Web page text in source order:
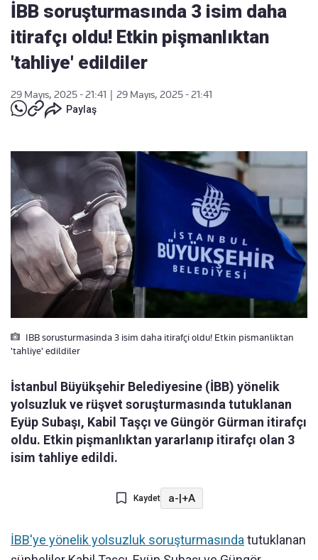
İBB soruşturmasında 3 isim daha
itirafçı oldu! Etkin pişmanlıktan
'tahliye' edildiler
29 Mayıs, 2025 - 21:41
29 Mayıs, 2025 - 21:41
Paylaş
IBB sorusturmasinda 3 isim daha itirafçi oldu! Etkin pismanliktan
'tahliye' edildiler
İstanbul Büyükşehir Belediyesine (İBB) yönelik
yolsuzluk ve rüşvet soruşturmasında tutuklanan
Eyüp Subaşı, Kabil Taşçı ve Güngör Gürman itirafçı
oldu. Etkin pişmanlıktan yararlanıp itirafçı olan 3
isim tahliye edildi.
Kaydet a-|+A
İBB'ye yönelik yolsuzluk soruşturmasında tutuklanan